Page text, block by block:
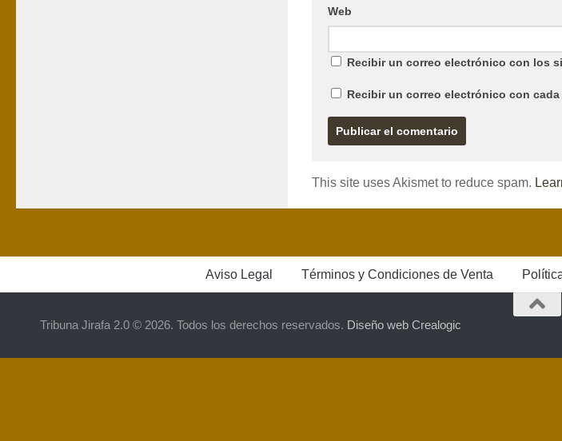
Web
Recibir un correo electrónico con los
Recibir un correo electrónico con cada
This site uses Akismet to reduce spam.
Aviso Legal Términos y Condiciones de Venta
Tribuna Jirafa 2.0 © 2026. Todos los derechos reservados. Diseño web Crealogic